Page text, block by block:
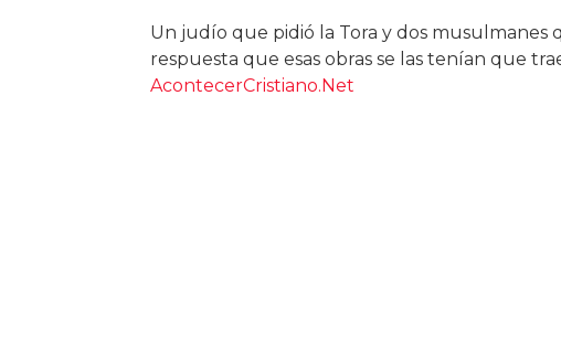
Un judío que pidió la Tora y dos musulmanes
respuesta que esas obras se las tenían que
AcontecerCristiano.Net